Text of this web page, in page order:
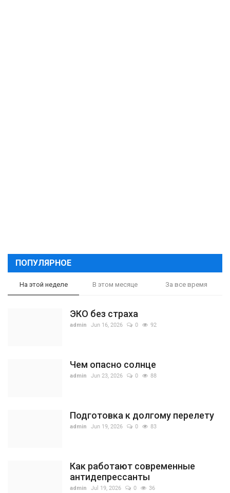
ПОПУЛЯРНОЕ
На этой неделе В этом месяце За все время
ЭКО без страха
admin Jun 16, 2026 0 92
Чем опасно солнце
admin Jun 23, 2026 0 88
Подготовка к долгому перелету
admin Jun 19, 2026 0 83
Как работают современные
антидепрессанты
admin Jul 19, 2026 0 36